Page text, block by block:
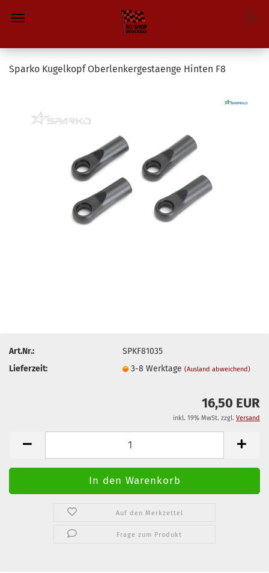
Sparko Kugelkopf Oberlenkergestaenge Hinten F8
Art.Nr.:
SPKF81035
Lieferzeit:
3-8 Werktage(Ausland abweichend)
16,50 EUR
inkl. 19% MwSt. zzgl. Versand
Auf den Merkzettel
Frage zum Produkt